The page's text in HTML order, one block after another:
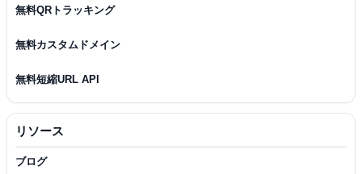
無料QRトラッキング
無料カスタムドメイン
無料短縮URL API
リソース
ブログ